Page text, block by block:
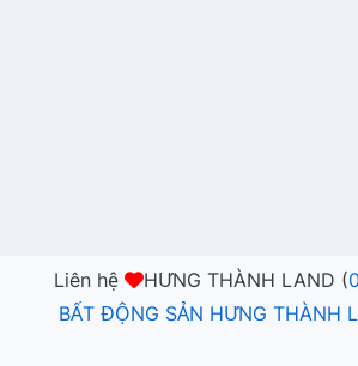
Liên hệ HƯNG THÀNH LAND (
BẤT ĐỘNG SẢN HƯNG THÀNH